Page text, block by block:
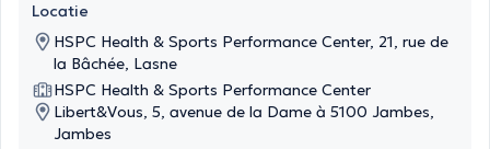
Locatie
HSPC Health & Sports Performance Center, 21, rue de
la Bâchée, Lasne
HSPC Health & Sports Performance Center
Libert&Vous, 5, avenue de la Dame à 5100 Jambes,
Jambes